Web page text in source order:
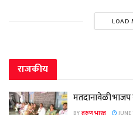
LOAD
राजकीय
मतदानावेळी